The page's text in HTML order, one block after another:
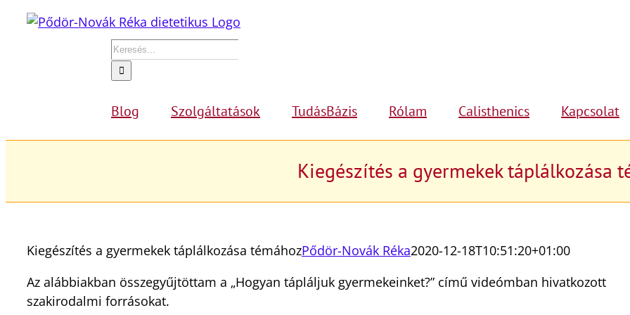
Kihagyás
Keresés...
Blog Szolgáltatások TudásBázis Rólam Calisthenics Kapcsolat
Kiegészítés a gyermekek táplálkozása
Kiegészítés a gyermekek táplálkozása témáhozPődör-Novák Réka2020-12-18T10:51:20+01:00
Az alábbiakban összegyűjtöttam a „Hogyan tápláljuk gyermekeinket?” című videómban hivatkozott
szakirodalmi forrásokat.